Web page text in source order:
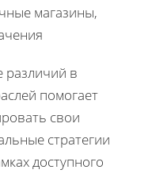
магазины,
различий в
помогает
свои
стратегии
доступного